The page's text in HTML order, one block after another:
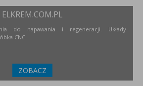
ELKREM.COM.PL
do napawania i regeneracji. Układy
CNC.
ZOBACZ